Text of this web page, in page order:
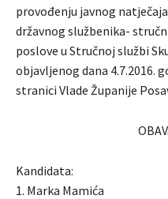
provođenju javnog
državnog službenika-
poslove u Stručnoj službi
objavljenog dana 4.7.2016.
stranici Vlade Županije
Kandidata:
1. Marka Mamića